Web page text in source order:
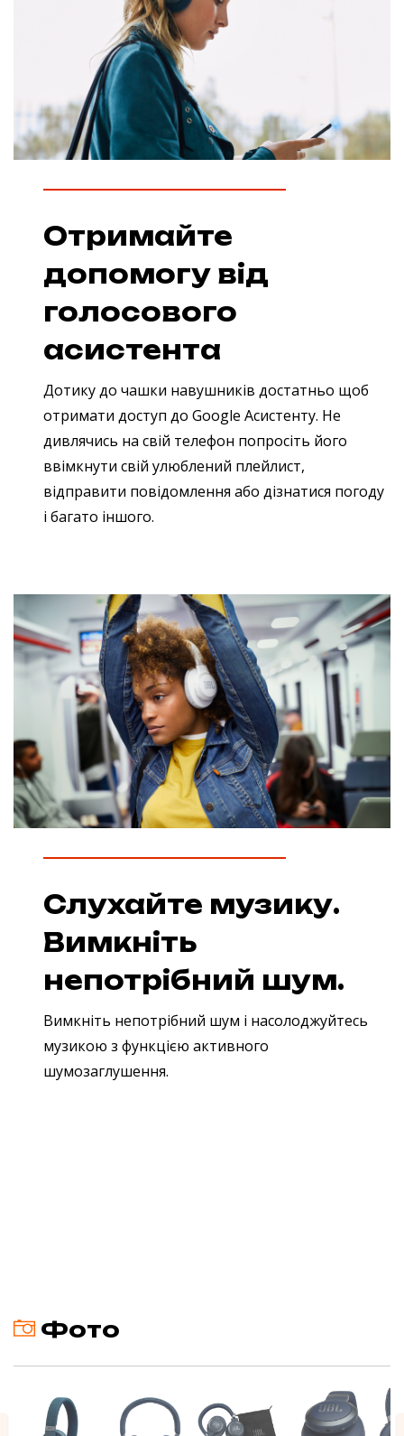
Отримайте
допомогу від
голосового
асистента
Дотику до чашки навушників достатньо щоб
отримати доступ до Google Асистенту. Не
дивлячись на свій телефон попросіть його
ввімкнути свій улюблений плейлист,
відправити повідомлення або дізнатися погоду
і багато іншого.
Слухайте музику.
Вимкніть
непотрібний шум.
Вимкніть непотрібний шум і насолоджуйтесь
музикою з функцією активного
шумозаглушення.
Фото